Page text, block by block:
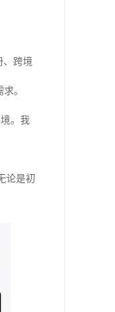
、跨境
。
。我
论是初